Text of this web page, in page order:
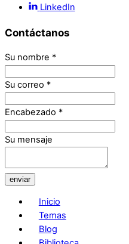
LinkedIn
Contáctanos
Su nombre *
Su correo *
Encabezado *
Su mensaje
enviar
Inicio
Temas
Blog